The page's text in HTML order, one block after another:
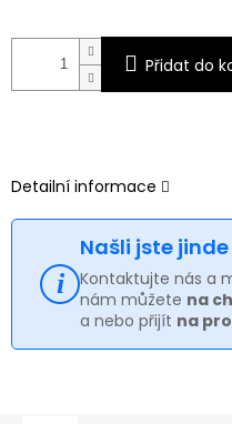
Přidat do
Detailní informace
Našli jste
Kontaktujte nás a
nám můžete na
a nebo přijít na